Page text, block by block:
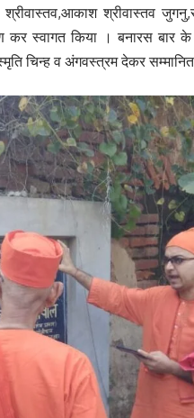
श्रीवास्तव
कर स्वागत किया । बनारस बार के
चिन्ह व अंगवस्त्रम देकर